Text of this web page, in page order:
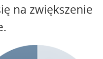
na zwiększenie